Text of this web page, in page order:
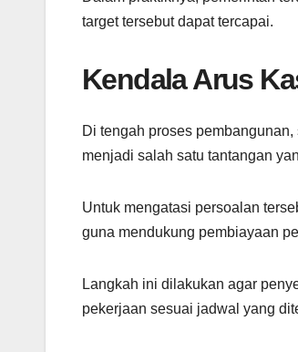
target tersebut dapat tercapai.
Kendala Arus
Di tengah proses
menjadi salah satu tantangan
Untuk mengatasi persoalan
guna mendukung pembiayaan
Langkah ini dilakukan agar
pekerjaan sesuai jadwal yang